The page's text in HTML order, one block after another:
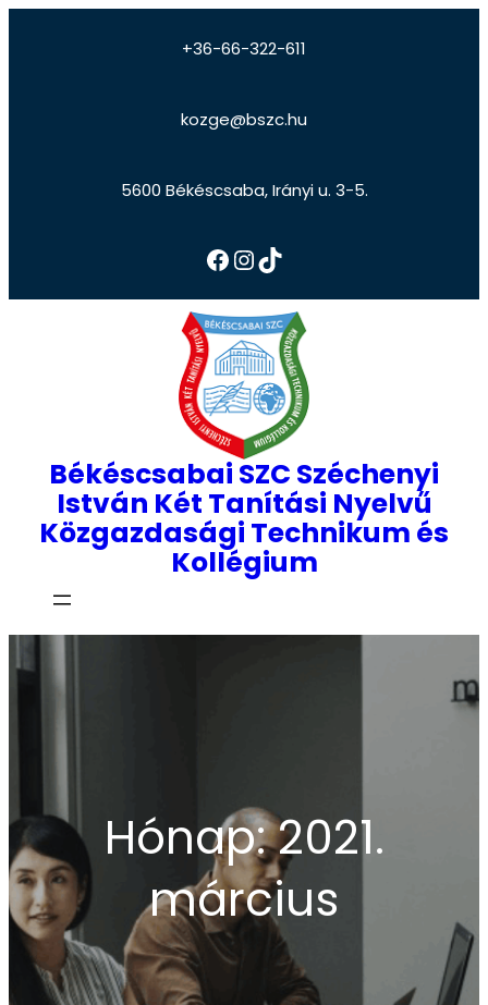
+36-66-322-611
kozge@bszc.hu
5600 Békéscsaba, Irányi u. 3-5.
Békéscsabai SZC Széchenyi
István Két Tanítási Nyelvű
Közgazdasági Technikum és
Kollégium
Hónap:2021.
március